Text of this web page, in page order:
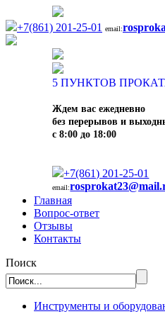
+7(861) 201-25-01 email:
5 ПУНКТОВ
Ждем вас ежедневно
без перерывов и
с 8:00 до 18:00
+7(861) 201-25-01
email:
Главная
Вопрос-ответ
Отзывы
Контакты
Поиск
Инструменты и